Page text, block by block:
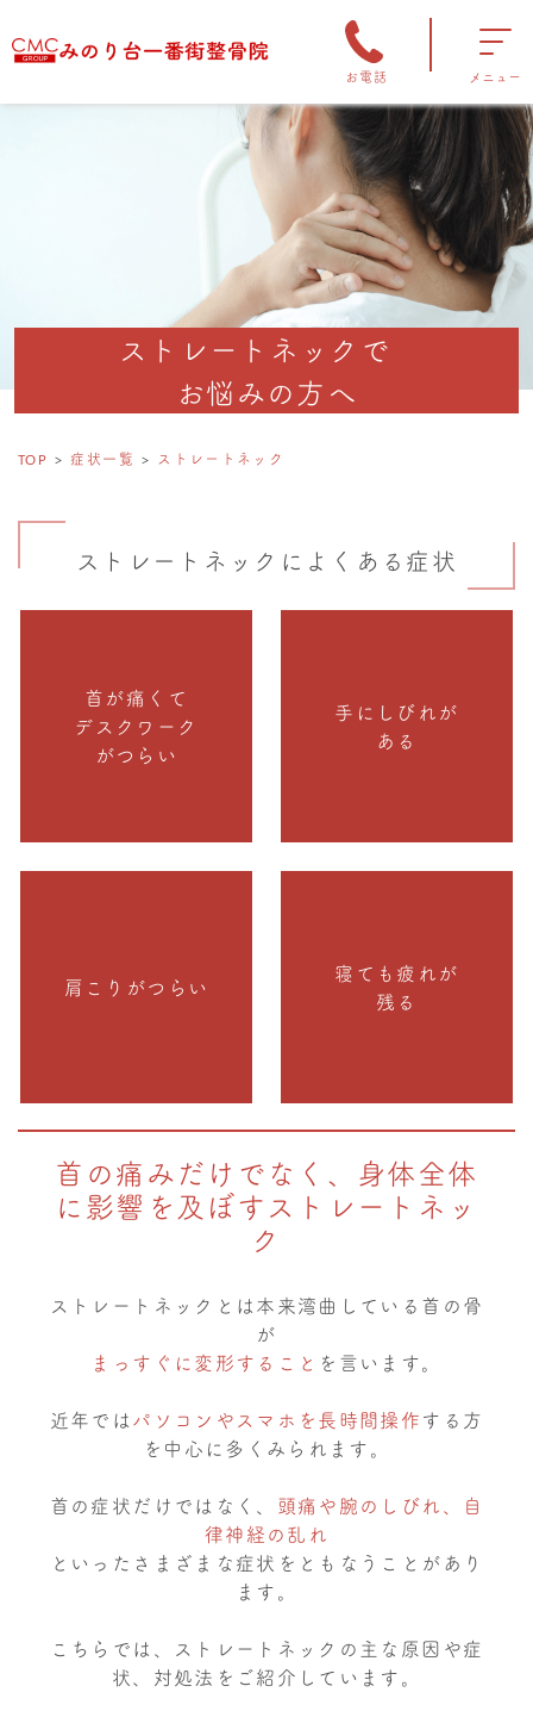
お電話 メニュー
ストレートネックで
お悩みの方へ
TOP 症状一覧 ストレートネック
ストレートネックによくある症状
首が痛くて
デスクワーク
がつらい
手にしびれが
ある
肩こりがつらい
寝ても疲れが
残る
首の痛みだけでなく、身体全体
に影響を及ぼすストレートネッ
ク
ストレートネックとは本来湾曲している首の骨
が
まっすぐに変形すること を言います。
近年ではパソコンやスマホを長時間操作する方
を中心に多くみられます。
首の症状だけではなく、 頭痛や腕のしびれ、自
律神経の乱れ
といったさまざまな症状をともなうことがあり
ます。
こちらでは、ストレートネックの主な原因や症
状、対処法をご紹介しています。